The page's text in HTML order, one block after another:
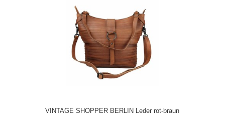
VINTAGE SHOPPER BERLIN Leder rot-braun